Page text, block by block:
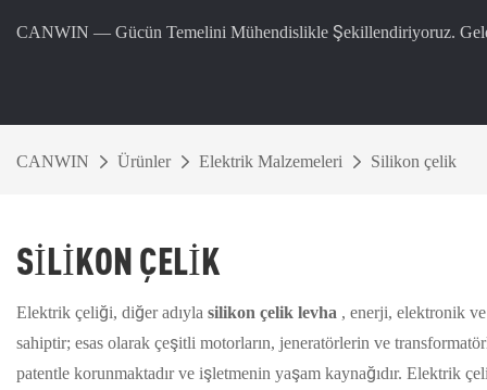
CANWIN — Gücün Temelini Mühendislikle Şekillendiriyoruz.
CANWIN Ürünler Elektrik Malzemeleri Silikon çelik
SILIKON ÇELIK
Elektrik çeliği, diğer adıyla silikon çelik levha , enerji, elektronik
sahiptir; esas olarak çeşitli motorların, jeneratörlerin ve
patentle korunmaktadır ve işletmenin yaşam kaynağıdır.